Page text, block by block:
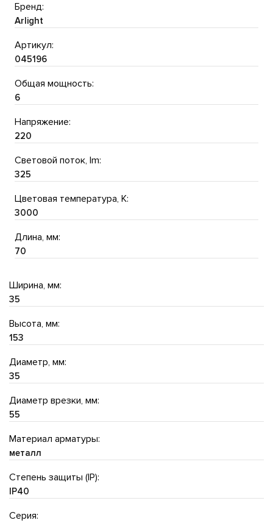
Бренд:
Arlight
Артикул:
045196
Общая мощность:
6
Напряжение:
220
Световой поток, lm:
325
Цветовая температура, K:
3000
Длина, мм:
70
Ширина, мм:
35
Высота, мм:
153
Диаметр, мм:
35
Диаметр врезки, мм:
55
Материал арматуры:
металл
Степень защиты (IP):
IP40
Серия: